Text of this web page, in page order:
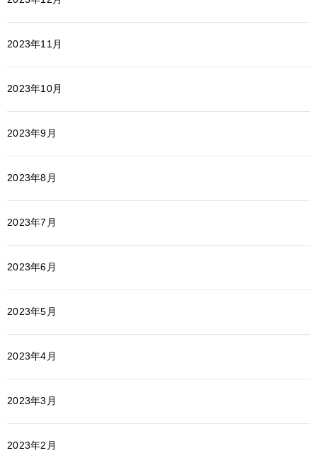
2023年11月
2023年10月
2023年9月
2023年8月
2023年7月
2023年6月
2023年5月
2023年4月
2023年3月
2023年2月